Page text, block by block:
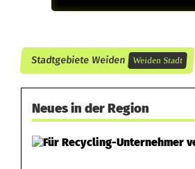
Stadtgebiete Weiden Weiden Stadt
Neues in der Region